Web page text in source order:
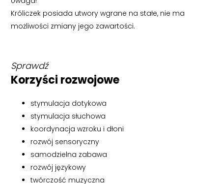
Króliczek posiada utwory wgrane na stałe, nie ma
możliwości zmiany jego zawartości.
Sprawdź
Korzyści rozwojowe
stymulacja dotykowa
stymulacja słuchowa
koordynacja wzroku i dłoni
rozwój sensoryczny
samodzielna zabawa
rozwój językowy
twórczość muzyczna